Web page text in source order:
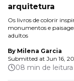
arquitetura
Os livros de colorir
monumentos e
adultos
By Milena Garcia
Submitted at Jun 16,
08 min de leitura